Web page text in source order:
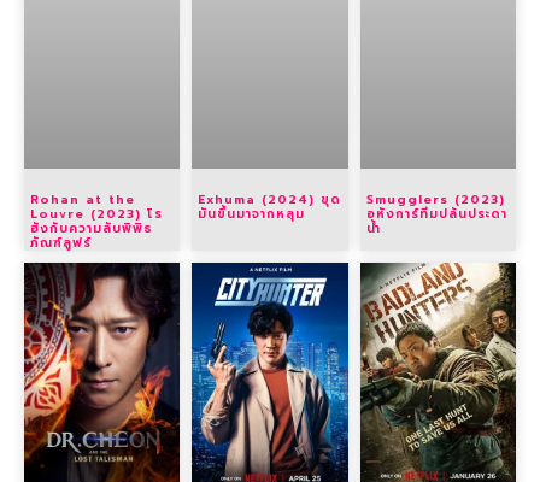
Rohan at the
Louvre (2023) โร
ฮังกับความลับพิพิธ
ภัณฑ์ลูฟร์
Exhuma (2024) ขุด
มันขึ้นมาจากหลุม
Smugglers (2023)
อหังการ์ทีมปล้นประดา
น้ำ